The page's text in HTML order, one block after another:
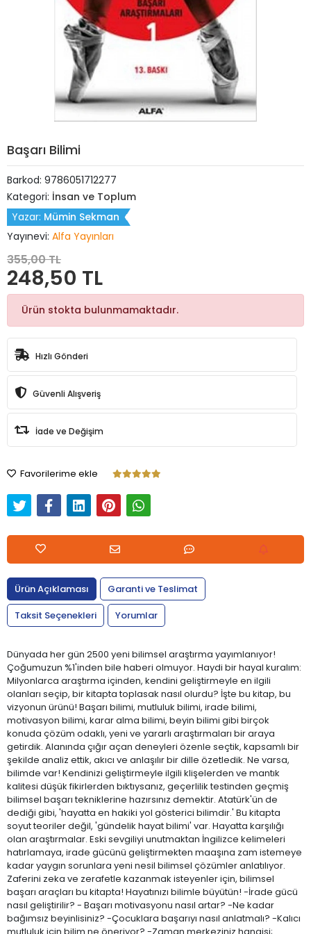
Başarı Bilimi
Barkod: 9786051712277
Kategori: İnsan ve Toplum
Yazar: Mümin Sekman
Yayınevi: Alfa Yayınları
355,00 TL
248,50 TL
Ürün stokta bulunmamaktadır.
Hızlı Gönderi
Güvenli Alışveriş
İade ve Değişim
Favorilerime ekle
Ürün Açıklaması
Garanti ve Teslimat
Taksit Seçenekleri
Yorumlar
Dünyada her gün 2500 yeni bilimsel araştırma yayımlanıyor!
Çoğumuzun %1'inden bile haberi olmuyor. Haydi bir hayal kuralım:
Milyonlarca araştırma içinden, kendini geliştirmeyle en ilgili
olanları seçip, bir kitapta toplasak nasıl olurdu? İşte bu kitap, bu
vizyonun ürünü! Başarı bilimi, mutluluk bilimi, irade bilimi,
motivasyon bilimi, karar alma bilimi, beyin bilimi gibi birçok
konuda çözüm odaklı, yeni ve yararlı araştırmaları bir araya
getirdik. Alanında çığır açan deneyleri özenle seçtik, kapsamlı bir
şekilde analiz ettik, akıcı ve anlaşılır bir dille özetledik. Ne varsa,
bilimde var! Kendinizi geliştirmeyle ilgili klişelerden ve mantık
kalitesi düşük fikirlerden bıktıysanız, geçerlilik testinden geçmiş
bilimsel başarı tekniklerine hazırsınız demektir. Atatürk'ün de
dediği gibi, 'hayatta en hakiki yol gösterici bilimdir.' Bu kitapta
soyut teoriler değil, 'gündelik hayat bilimi' var. Hayatta karşılığı
olan araştırmalar. Eski sevgiliyi unutmaktan İngilizce kelimeleri
hatırlamaya, irade gücünü geliştirmekten maaşına zam istemeye
kadar yaygın sorunlara yeni nesil bilimsel çözümler anlatılıyor.
Zaferini zeka ve zerafetle kazanmak isteyenler için, bilimsel
başarı araçları bu kitapta! Hayatınızı bilimle büyütün! -İrade gücü
nasıl geliştirilir? - Başarı motivasyonu nasıl artar? -Ne kadar
bağımsız beyinlisiniz? -Çocuklara başarıyı nasıl anlatmalı? -Kalıcı